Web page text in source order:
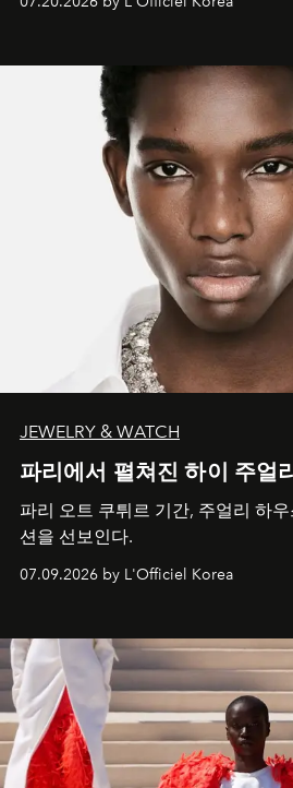
JEWELRY & WATCH
파리에서 펼쳐진 하이 주얼
파리 오트 쿠튀르 기간, 주얼리 하
션을 선보인다.
07.09.2026 by L'Officiel Korea